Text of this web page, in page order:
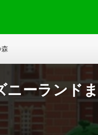
ニーランド